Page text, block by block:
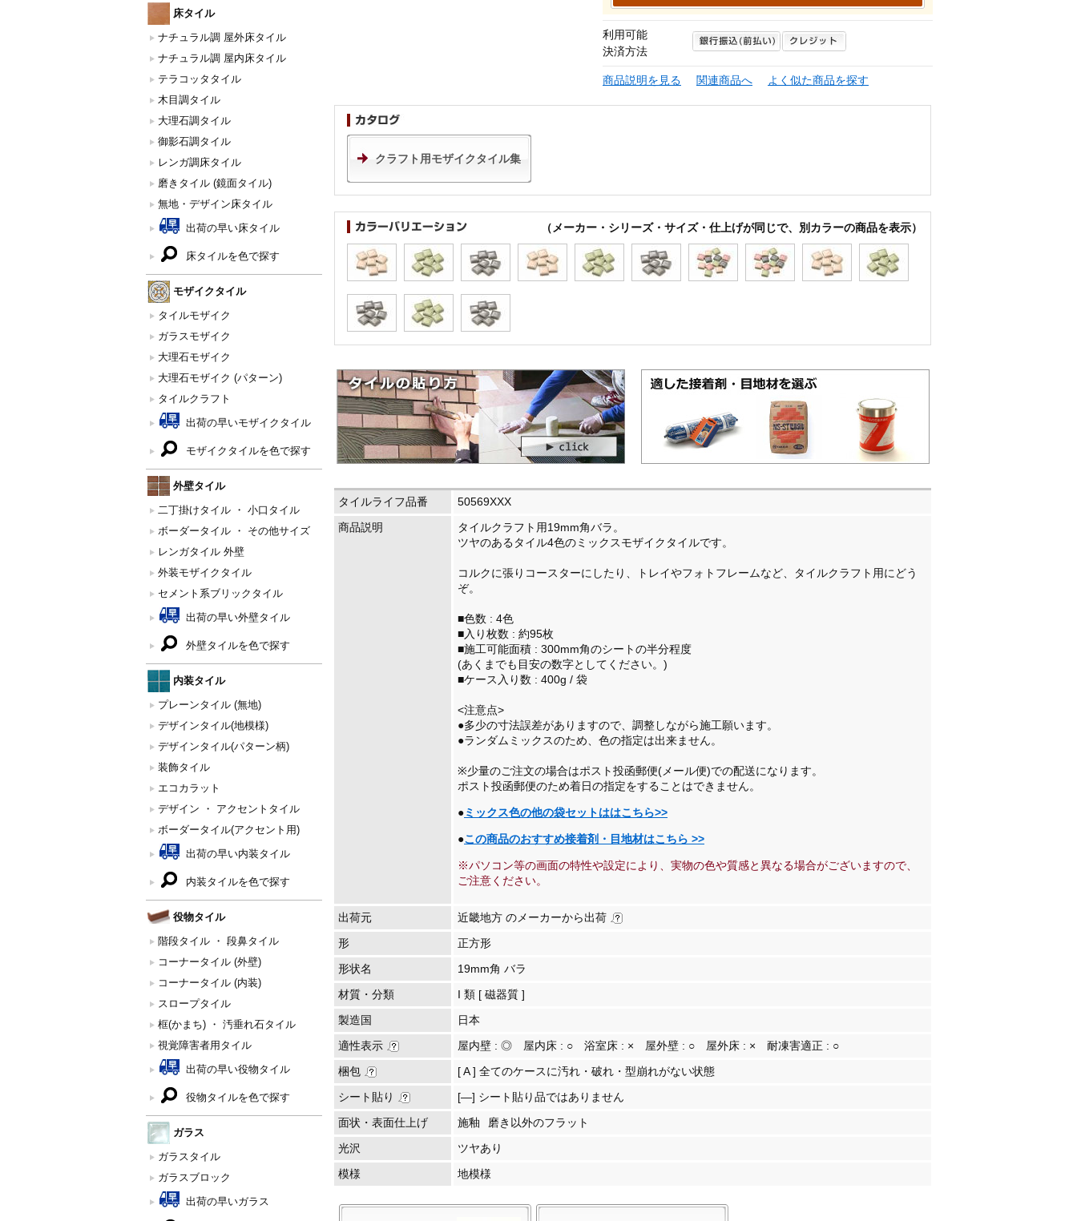
床タイル
ナチュラル調 屋外床タイル
ナチュラル調 屋内床タイル
テラコッタタイル
木目調タイル
大理石調タイル
御影石調タイル
レンガ調床タイル
磨きタイル (鏡面タイル)
無地・デザイン床タイル
出荷の早い床タイル
床タイルを色で探す
モザイクタイル
タイルモザイク
ガラスモザイク
大理石モザイク
大理石モザイク (パターン)
タイルクラフト
出荷の早いモザイクタイル
モザイクタイルを色で探す
外壁タイル
二丁掛けタイル ・ 小口タイル
ボーダータイル ・ その他サイズ
レンガタイル 外壁
外装モザイクタイル
セメント系ブリックタイル
出荷の早い外壁タイル
外壁タイルを色で探す
内装タイル
プレーンタイル (無地)
デザインタイル(地模様)
デザインタイル(パターン柄)
装飾タイル
エコカラット
デザイン ・ アクセントタイル
ボーダータイル(アクセント用)
出荷の早い内装タイル
内装タイルを色で探す
役物タイル
階段タイル ・ 段鼻タイル
コーナータイル (外壁)
コーナータイル (内装)
スロープタイル
框(かまち) ・ 汚垂れ石タイル
視覚障害者用タイル
出荷の早い役物タイル
役物タイルを色で探す
ガラス
ガラスタイル
ガラスブロック
出荷の早いガラス
利用可能
決済方法
商品説明を見る 関連商品へ よく似た商品を探す
クラフト用モザイクタイル集
（メーカー・シリーズ・サイズ・仕上げが同じで、別カラーの商品を表示）
タイルライフ品番
50569XXX
商品説明
タイルクラフト用19mm角バラ。
ツヤのあるタイル4色のミックスモザイクタイルです。
コルクに張りコースターにしたり、トレイやフォトフレームなど、タイルクラフト用にどう
ぞ。
■色数 : 4色
■入り枚数 : 約95枚
■施工可能面積 : 300mm角のシートの半分程度
(あくまでも目安の数字としてください。)
■ケース入り数 : 400g / 袋
<注意点>
●多少の寸法誤差がありますので、調整しながら施工願います。
●ランダムミックスのため、色の指定は出来ません。
※少量のご注文の場合はポスト投函郵便(メール便)での配送になります。
ポスト投函郵便のため着日の指定をすることはできません。
●ミックス色の他の袋セットははこちら>>
●この商品のおすすめ接着剤・目地材はこちら >>
※パソコン等の画面の特性や設定により、実物の色や質感と異なる場合がございますので、
ご注意ください。
出荷元
近畿地方 のメーカーから出荷
形
正方形
形状名
19mm角 バラ
材質・分類
I 類 [ 磁器質 ]
製造国
日本
適性表示
屋内壁 : ◎ 屋内床 : ○ 浴室床 : × 屋外壁 : ○ 屋外床 : × 耐凍害適正 : ○
梱包
[ A ] 全てのケースに汚れ・破れ・型崩れがない状態
シート貼り
[―] シート貼り品ではありません
面状・表面仕上げ
施釉
磨き以外のフラット
光沢
ツヤあり
模様
地模様